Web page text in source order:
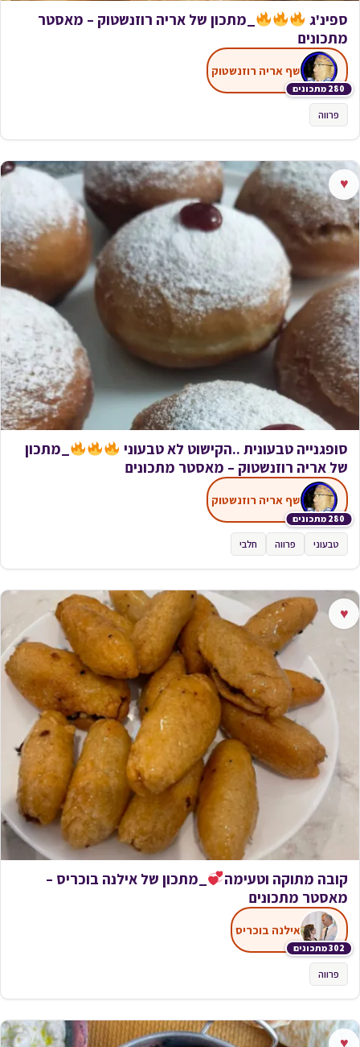
ספינ'ג
_מתכון של אריה רוזנשטוק – מאסטר
מתכונים
280 מתכונים
שף אריה רוזנשטוק
פרווה
♥
סופגנייה טבעונית ..הקישוט לא טבעוני
_מתכון
של אריה רוזנשטוק – מאסטר מתכונים
280 מתכונים
שף אריה רוזנשטוק
טבעוני פרווה חלבי
♥
קובה מתוקה וטעימה
_מתכון של אילנה בוכריס –
מאסטר מתכונים
302 מתכונים
אילנה בוכריס
פרווה
♥